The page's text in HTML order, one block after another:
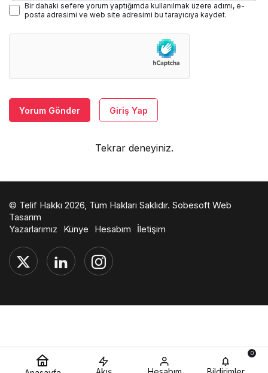
Bir dahaki sefere yorum yaptığımda kullanılmak üzere adımı, e-
posta adresimi ve web site adresimi bu tarayıcıya kaydet.
Yorum Gönder Giriş Yap
Tekrar deneyiniz.
© Telif Hakkı 2026, Tüm Hakları Saklıdır. Sobesoft Web
Tasarım
Yazarlarımız
Künye Hesabım İletişim
0